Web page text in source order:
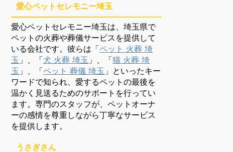
愛心ペットセレモニー埼玉
愛心ペットセレモニー埼玉は、埼玉県で
ペットの火葬や葬儀サービスを提供して
いる会社です。彼らは「ペット 火葬 埼
玉 」、「犬 火葬 埼玉 」、「猫 火葬 埼
玉 」、「ペット 葬儀 埼玉 」といったキー
ワードで知られ、愛するペットの最後を
温かく見送るためのサポートを行ってい
ます。専門のスタッフが、ペットオーナ
ーの感情を尊重しながら丁寧なサービス
を提供します。
うさぎさん